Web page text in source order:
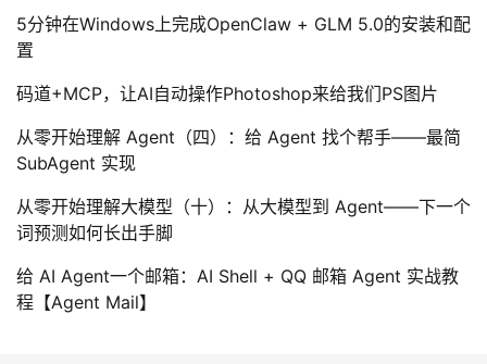
5分钟在Windows上完成OpenClaw + GLM 5.0的安装和配
置
码道+MCP，让AI自动操作Photoshop来给我们PS图片
从零开始理解 Agent（四）：给 Agent 找个帮手——最简
SubAgent 实现
从零开始理解大模型（十）：从大模型到 Agent——下一个
词预测如何长出手脚
给 AI Agent一个邮箱：AI Shell + QQ 邮箱 Agent 实战教
程【Agent Mail】